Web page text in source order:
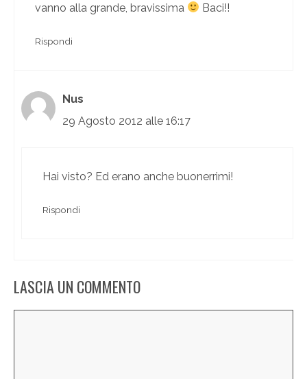
vanno alla grande, bravissima
Baci!!
Rispondi
Nus
29 Agosto 2012 alle 16:17
Hai visto? Ed erano anche buonerrimi!
Rispondi
LASCIA UN COMMENTO